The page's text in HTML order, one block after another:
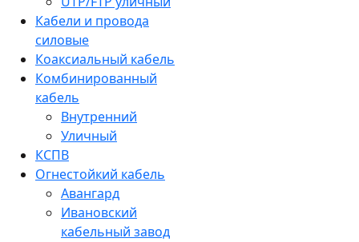
Кабели и провода
силовые
Коаксиальный кабель
Комбинированный
кабель
Внутренний
Уличный
КСПВ
Огнестойкий кабель
Авангард
Ивановский
кабельный завод